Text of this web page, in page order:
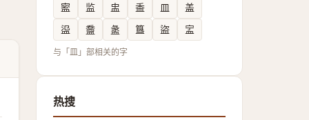
䀄 监 盅 盉 皿
盖
䀀
䀉 盠 簋 盜 㿾
与「皿」部相关的字
热搜